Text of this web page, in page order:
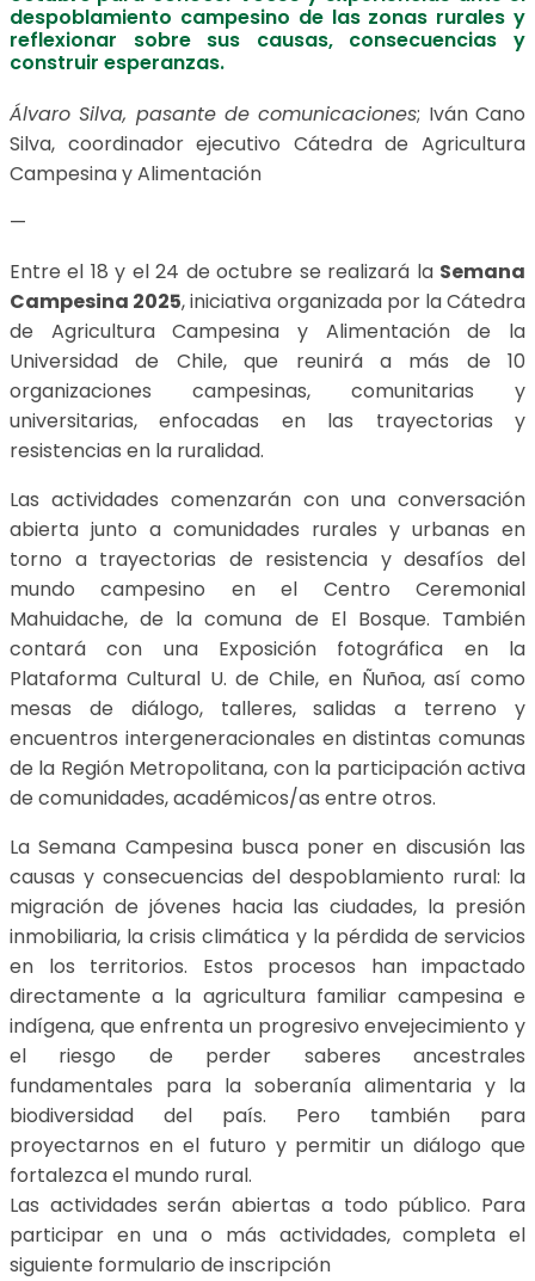
despoblamiento campesino de las zonas rurales y
reflexionar sobre sus causas, consecuencias y
construir esperanzas.
Álvaro Silva, pasante de comunicaciones; Iván Cano
Silva, coordinador ejecutivo Cátedra de Agricultura
Campesina y Alimentación
—
Entre el 18 y el 24 de octubre se realizará la Semana
Campesina 2025, iniciativa organizada por la Cátedra
de Agricultura Campesina y Alimentación de la
Universidad de Chile, que reunirá a más de 10
organizaciones campesinas, comunitarias y
universitarias, enfocadas en las trayectorias y
resistencias en la ruralidad.
Las actividades comenzarán con una conversación
abierta junto a comunidades rurales y urbanas en
torno a trayectorias de resistencia y desafíos del
mundo campesino en el Centro Ceremonial
Mahuidache, de la comuna de El Bosque. También
contará con una Exposición fotográfica en la
Plataforma Cultural U. de Chile, en Ñuñoa, así como
mesas de diálogo, talleres, salidas a terreno y
encuentros intergeneracionales en distintas comunas
de la Región Metropolitana, con la participación activa
de comunidades, académicos/as entre otros.
La Semana Campesina busca poner en discusión las
causas y consecuencias del despoblamiento rural: la
migración de jóvenes hacia las ciudades, la presión
inmobiliaria, la crisis climática y la pérdida de servicios
en los territorios. Estos procesos han impactado
directamente a la agricultura familiar campesina e
indígena, que enfrenta un progresivo envejecimiento y
el riesgo de perder saberes ancestrales
fundamentales para la soberanía alimentaria y la
biodiversidad del país. Pero también para
proyectarnos en el futuro y permitir un diálogo que
fortalezca el mundo rural.
Las actividades serán abiertas a todo público. Para
participar en una o más actividades, completa el
siguiente formulario de inscripción